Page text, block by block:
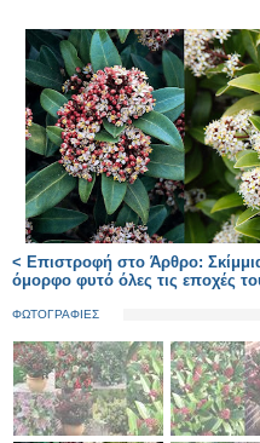
< Επιστροφή στο Άρθρο:
όμορφο φυτό όλες τις εποχές
ΦΩΤΟΓΡΑΦΙΕΣ